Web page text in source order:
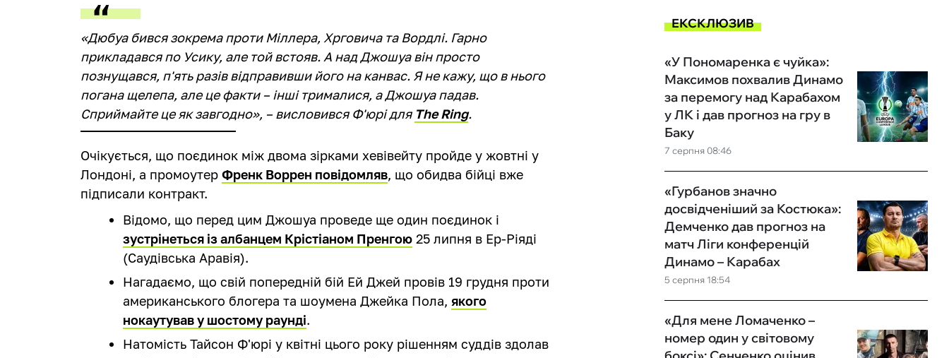
«Дюбуа бився зокрема проти Міллера, Хрговича та Вордлі. Гарно
прикладався по Усику, але той встояв. А над Джошуа він просто
познущався, п'ять разів відправивши його на канвас. Я не кажу, що в нього
погана щелепа, але це факти – інші трималися, а Джошуа падав.
Сприймайте це як завгодно», – висловився Ф'юрі для The Ring.
Очікується, що поєдинок між двома зірками хевівейту пройде у жовтні у
Лондоні, а промоутерФренк Воррен повідомляв, що обидва бійці вже
підписали контракт.
Відомо, що перед цим Джошуа проведе ще один поєдинок і
зустрінеться із албанцем Крістіаном Пренгою 25 липня в Ер-Ріяді
(Саудівська Аравія).
Нагадаємо, що свій попередній бій Ей Джей провів 19 грудня проти
американського блогера та шоумена Джейка Пола, якого
нокаутував у шостому раунді.
Натомість Тайсон Ф'юрі у квітні цього року рішенням суддів здолав
ЕКСКЛЮЗИВ
7 серпня 08:46
«У Пономаренка є чуйка»:
Максимов похвалив Динамо
за перемогу над Карабахом
у ЛК і дав прогноз на гру в
Баку
5 серпня 18:54
«Гурбанов значно
досвідченіший за Костюка»:
Демченко дав прогноз на
матч Ліги конференцій
Динамо – Карабах
«Для мене Ломаченко –
номер один у світовому